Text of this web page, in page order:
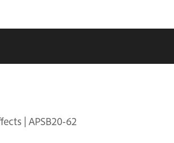
| APSB20-62